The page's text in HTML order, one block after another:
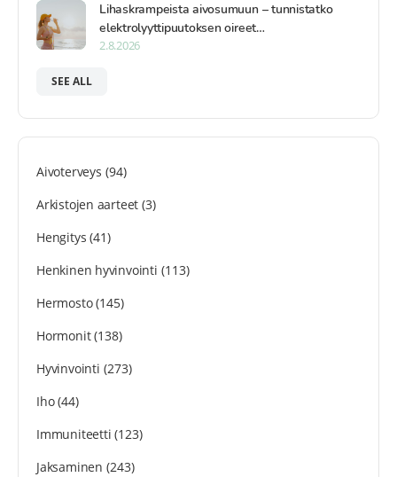
Lihaskrampeista aivosumuun – tunnistatko
elektrolyyttipuutoksen oireet…
2.8.2026
SEE ALL
Aivoterveys (94)
Arkistojen aarteet (3)
Hengitys (41)
Henkinen hyvinvointi (113)
Hermosto(145)
Hormonit(138)
Hyvinvointi (273)
Iho(44)
Immuniteetti (123)
Jaksaminen (243)